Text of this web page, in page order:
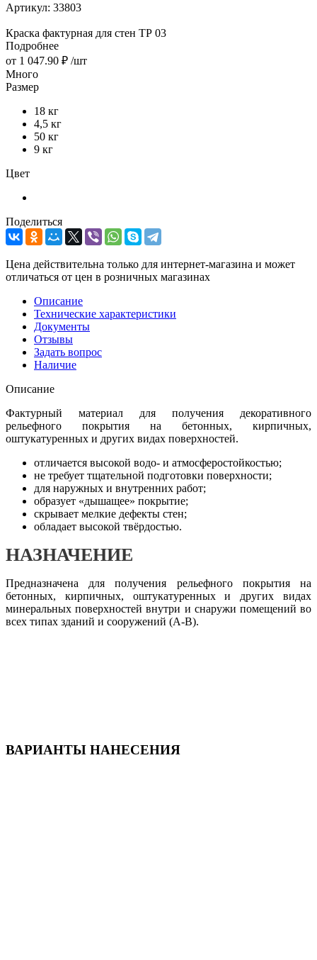
Артикул: 33803
Краска фактурная для стен ТР 03
Подробнее
от 1 047.90 ₽ /шт
Много
Размер
18 кг
4,5 кг
50 кг
9 кг
Цвет
Поделиться
Цена действительна только для интернет-магазина и может
отличаться от цен в розничных магазинах
Описание
Технические характеристики
Документы
Отзывы
Задать вопрос
Наличие
Описание
Фактурный материал для получения декоративного
рельефного покрытия на бетонных, кирпичных,
оштукатуренных и других видах поверхностей.
отличается высокой водо- и атмосферостойкостью;
не требует тщательной подготовки поверхности;
для наружных и внутренних работ;
образует «дышащее» покрытие;
скрывает мелкие дефекты стен;
обладает высокой твёрдостью.
НАЗНАЧЕНИЕ
Предназначена для получения рельефного покрытия на
бетонных, кирпичных, оштукатуренных и других видах
минеральных поверхностей внутри и снаружи помещений во
всех типах зданий и сооружений (А-В).
ВАРИАНТЫ НАНЕСЕНИЯ